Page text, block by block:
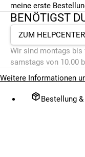
meine erste
BENÖTIGST
ZUM HELPCENTER
Wir sind montags bis
samstags von 10.00
Weitere Informationen
Bestellung